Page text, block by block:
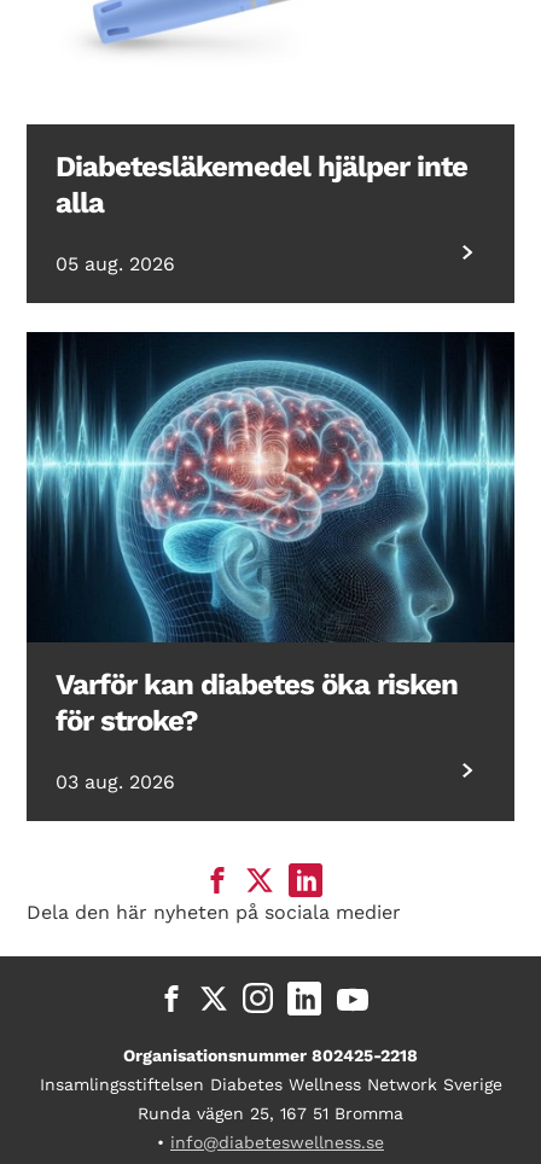
Diabetesläkemedel hjälper inte
alla
05 aug. 2026
Varför kan diabetes öka risken
för stroke?
03 aug. 2026
Dela den här nyheten på sociala medier
Organisationsnummer 802425-2218
Insamlingsstiftelsen Diabetes Wellness Network Sverige
Runda vägen 25, 167 51 Bromma
• info@diabeteswellness.se